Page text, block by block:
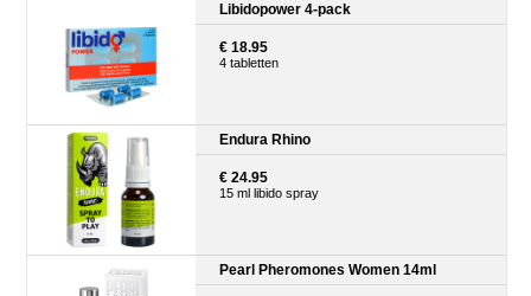
Libidopower 4-pack
€ 18.95
4 tabletten
Endura Rhino
€ 24.95
15 ml libido spray
Pearl Pheromones Women 14ml